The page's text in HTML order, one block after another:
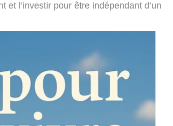
et l’investir pour être indépendant d’un